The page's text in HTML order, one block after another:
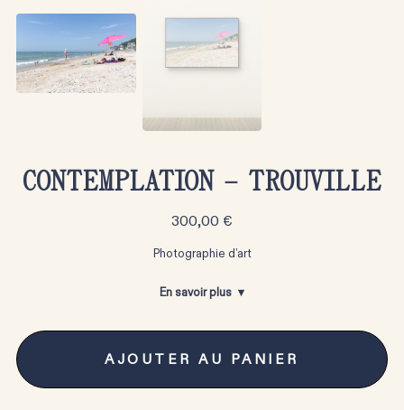
CONTEMPLATION – TROUVILLE
300,00 €
Photographie d’art
En savoir plus
AJOUTER AU PANIER